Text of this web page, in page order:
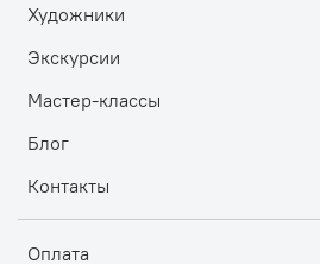
Художники
Экскурсии
Мастер-классы
Блог
Контакты
Оплата